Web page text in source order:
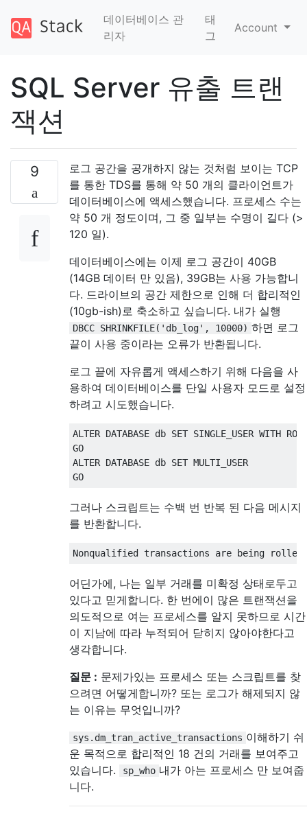
데이터베이스 관
리자
태
그
Account
SQL Server 유출 트랜
잭션
9
로그 공간을 공개하지 않는 것처럼 보이는 TCP
를 통한 TDS를 통해 약 50 개의 클라이언트가
데이터베이스에 액세스했습니다. 프로세스 수는
약 50 개 정도이며, 그 중 일부는 수명이 길다 (>
120 일).
데이터베이스에는 이제 로그 공간이 40GB
(14GB 데이터 만 있음), 39GB는 사용 가능합니
다. 드라이브의 공간 제한으로 인해 더 합리적인
(10gb-ish)로 축소하고 싶습니다. 내가 실행
DBCC SHRINKFILE('db_log', 10000) 하면 로그
끝이 사용 중이라는 오류가 반환됩니다.
로그 끝에 자유롭게 액세스하기 위해 다음을 사
용하여 데이터베이스를 단일 사용자 모드로 설정
하려고 시도했습니다.
ALTER DATABASE db SET SINGLE_USER WITH
ALTER DATABASE db SET MULTI_USER
GO
그러나 스크립트는 수백 번 반복 된 다음 메시지
를 반환합니다.
Nonqualified transactions are being rolled
어딘가에, 나는 일부 거래를 미확정 상태로두고
있다고 믿게합니다. 한 번에이 많은 트랜잭션을
의도적으로 여는 프로세스를 알지 못하므로 시간
이 지남에 따라 누적되어 닫히지 않아야한다고
생각합니다.
질문 : 문제가있는 프로세스 또는 스크립트를 찾
으려면 어떻게합니까? 또는 로그가 해제되지 않
는 이유는 무엇입니까?
sys.dm_tran_active_transactions 이해하기 쉬
운 목적으로 합리적인 18 건의 거래를 보여주고
있습니다.
sp_who 내가 아는 프로세스 만 보여줍
니다.